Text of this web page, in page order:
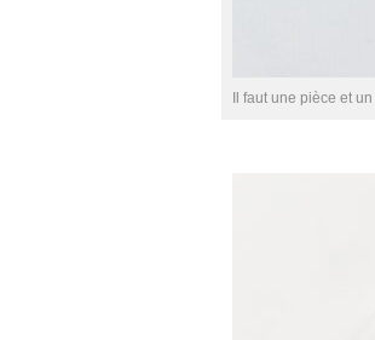
Il faut une pièce et